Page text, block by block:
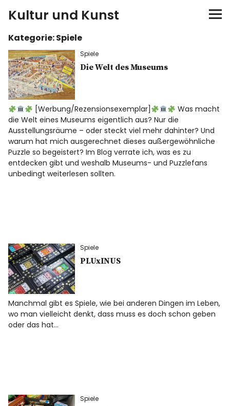
Kultur und Kunst
kultur & kunst
Ausstellungen
Spiele
Konzerte
Museen bei…
Bloggerreisen
Kategorie:Spiele
Spiele
Die Welt des Museums
[Werbung/Rezensionsexemplar]
Was macht
die Welt eines Museums eigentlich aus? Nur die
Ausstellungsräume – oder steckt viel mehr dahinter? Und
warum hat mich ausgerechnet dieses außergewöhnliche
Puzzle so begeistert? Im Blog verrate ich, was es zu
entdecken gibt und weshalb Museums- und Puzzlefans
unbedingt weiterlesen sollten.
Spiele
PLUxINUS
Manchmal gibt es Spiele, wie bei anderen Dingen im Leben,
wo man vielleicht denkt, dass muss es doch schon geben
oder das hat…
Spiele